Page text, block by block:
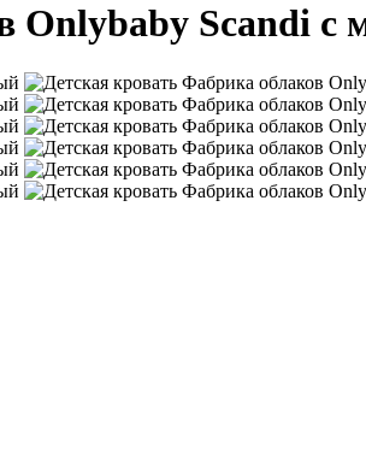
Onlybaby Scandi